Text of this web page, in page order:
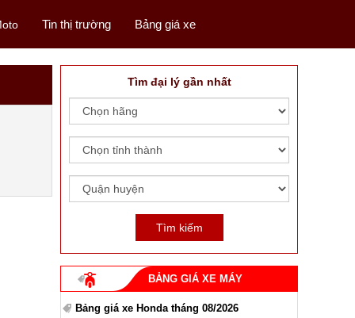
Tin thị trường Bảng giá xe
Tìm đại lý gần nhất
BẢNG GIÁ XE MÁY
Bảng giá xe Honda tháng 08/2026